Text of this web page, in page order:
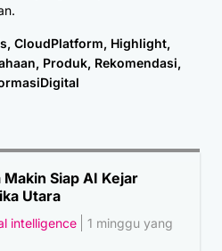
, CloudPlatform, Highlight,
, Produk, Rekomendasi,
Makin Siap AI Kejar
Utara
intelligence
1 minggu yang